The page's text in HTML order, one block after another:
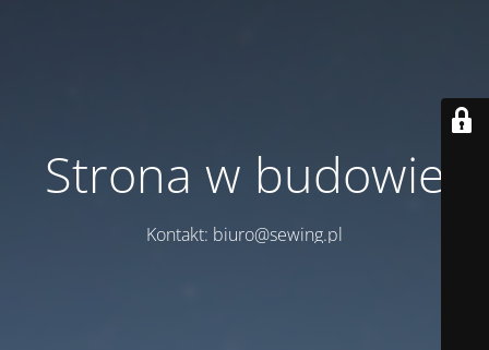
Strona w budowie
Kontakt: biuro@sewing.pl